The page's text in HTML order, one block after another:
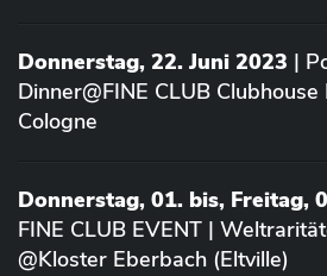
Donnerstag, 22. Juni 2023 |
Dinner@FINE CLUB
Cologne
Donnerstag, 01. bis, Freitag,
FINE CLUB EVENT |
@Kloster Eberbach (Eltville)